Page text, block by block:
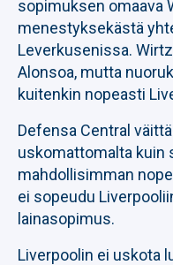
sopimuksen omaava
menestyksekästä
Leverkusenissa.
Alonsoa, mutta
kuitenkin nopeasti
Defensa Central
uskomattomalta kuin
mahdollisimman
ei sopeudu
lainasopimus.
Liverpoolin ei uskota